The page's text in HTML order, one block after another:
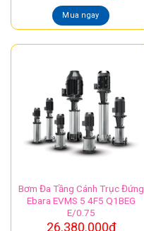
Mua ngay
Bơm Đa Tầng Cánh Trục Đứng
Ebara EVMS 5 4F5 Q1BEG
E/0.75
26.380.000₫